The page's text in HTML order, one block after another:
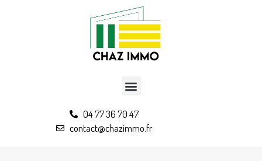
04 77 36 70 47
contact@chazimmo.fr